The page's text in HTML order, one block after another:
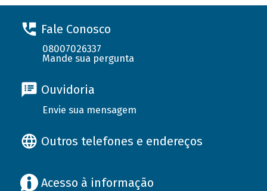
Fale Conosco
08007026337
Mande sua pergunta
Ouvidoria
Envie sua mensagem
Outros telefones e endereços
Acesso à informação